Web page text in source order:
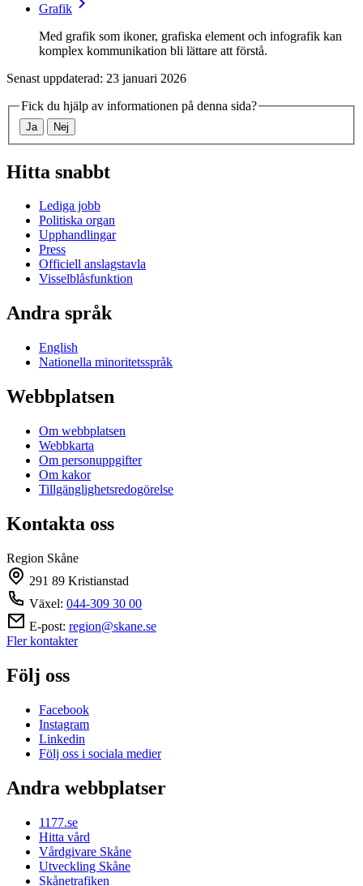
Grafik
Med grafik som ikoner, grafiska element och infografik kan
komplex kommunikation bli lättare att förstå.
Senast uppdaterad: 23 januari 2026
Fick du hjälp av informationen på denna sida?
Ja Nej
Hitta snabbt
Lediga jobb
Politiska organ
Upphandlingar
Press
Officiell anslagstavla
Visselblåsfunktion
Andra språk
English
Nationella minoritetsspråk
Webbplatsen
Om webbplatsen
Webbkarta
Om personuppgifter
Om kakor
Tillgänglighetsredogörelse
Kontakta oss
Region Skåne
291 89 Kristianstad
Växel: 044-309 30 00
E-post: region@skane.se
Fler kontakter
Följ oss
Facebook
Instagram
Linkedin
Följ oss i sociala medier
Andra webbplatser
1177.se
Hitta vård
Vårdgivare Skåne
Utveckling Skåne
Skånetrafiken